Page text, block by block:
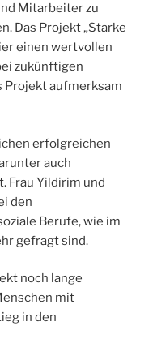
Mitarbeiter zu
Das Projekt „Starke
einen wertvollen
zukünftigen
Projekt aufmerksam
erfolgreichen
auch
Frau Yildirim und
den
Berufe, wie im
gefragt sind.
noch lange
mit
in den